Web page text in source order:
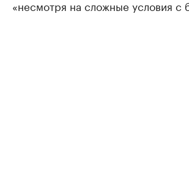
«несмотря на сложные условия с